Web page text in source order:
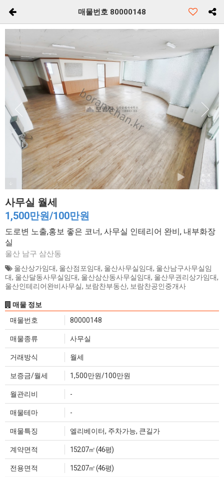
매물번호 80000148
사무실 월세
1,500만원/100만원
도로변 노출,홍보 좋은 코너, 사무실 인테리어 완비, 내부화장
실
울산 남구 삼산동
울산상가임대, 울산점포임대, 울산사무실임대, 울산남구사무실임
대, 울산달동사무실임대, 울산삼산동사무실임대, 울산무권리상가임대,
울산인테리어완비사무실, 보람찬부동산, 보람찬공인중개사
매물 정보
매물번호
80000148
매물종류 사무실
거래방식 월세
보증금/월세 1,500만원/100만원
월관리비 -
매물테마 -
매물특징 엘리베이터, 주차가능, 큰길가
계약면적 152.07㎡ (46평)
전용면적 152.07㎡ (46평)